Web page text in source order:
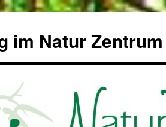
im Natur